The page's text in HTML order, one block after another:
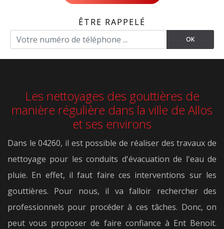
ÊTRE RAPPELÉ
Les nettoyages des gouttières de
manière régulière dans la ville de Allos
et ses environs
Dans le 04260, il est possible de réaliser des travaux de
nettoyage pour les conduits d'évacuation de l'eau de
pluie. En effet, il faut faire ces interventions sur les
gouttières. Pour nous, il va falloir rechercher des
professionnels pour procéder à ces tâches. Donc, on
peut vous proposer de faire confiance à Ent Benoit.